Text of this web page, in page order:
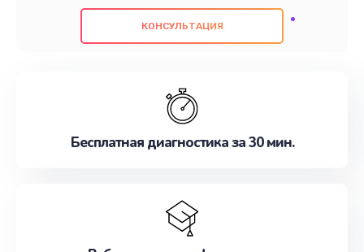
также гарантируем качество всех
проведенных работ. Наша цель - предоставить
наилучшим образом. Не медлите записаться на
КОНСУЛЬТАЦИЯ
Бесплатная диагностика за 30 мин.